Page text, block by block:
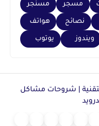
مسجر مسنجر
نصائح هواتف
ويندوز يوتوب
| شروحات مشاكل